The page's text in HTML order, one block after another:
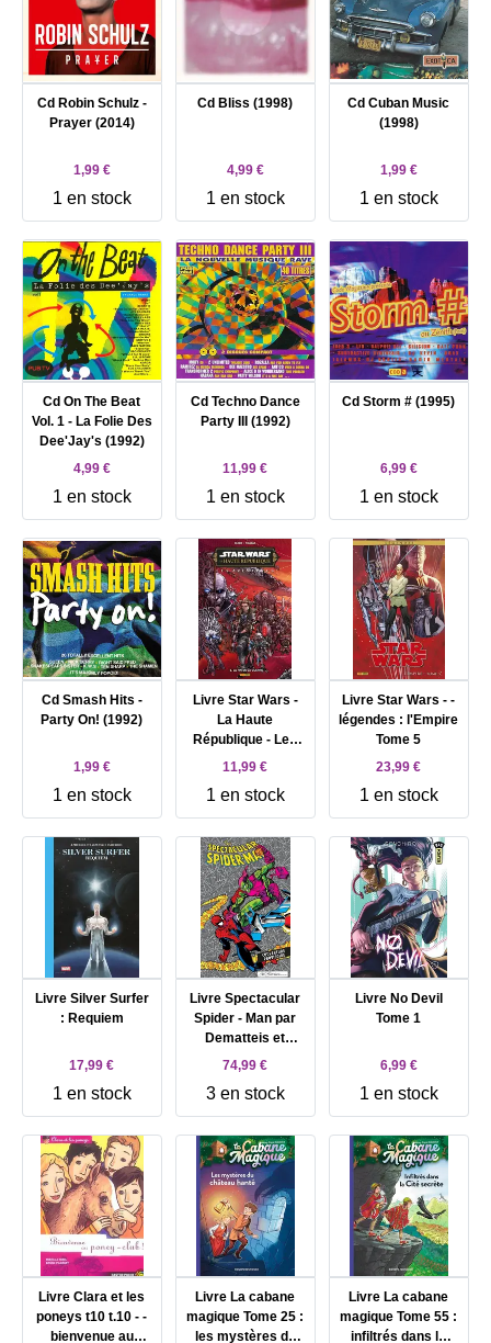
Cd Robin Schulz -
Prayer (2014)
1,99 €
1 en stock
Cd Bliss (1998)
4,99 €
1 en stock
Cd Cuban Music
(1998)
1,99 €
1 en stock
Cd On The Beat
Vol. 1 - La Folie Des
Dee'Jay's (1992)
4,99 €
1 en stock
Cd Techno Dance
Party III (1992)
11,99 €
1 en stock
Cd Storm # (1995)
6,99 €
1 en stock
Cd Smash Hits -
Party On! (1992)
1,99 €
1 en stock
Livre Star Wars -
La Haute
République - Les
aventures - Phase
de la guerre
11,99 €
1 en stock
Livre Star Wars - -
légendes : l'Empire
Tome 5
23,99 €
1 en stock
Livre Silver Surfer
: Requiem
17,99 €
1 en stock
Livre Spectacular
Spider - Man par
Dematteis et
Buscema
74,99 €
3 en stock
Livre No Devil
Tome 1
6,99 €
1 en stock
Livre Clara et les
poneys t10 t.10 - -
bienvenue au
Livre La cabane
magique Tome 25 :
les mystères du
Livre La cabane
magique Tome 55 :
infiltrés dans la